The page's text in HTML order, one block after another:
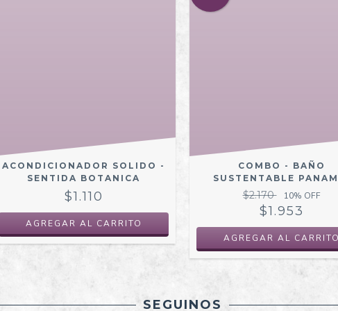
ACONDICIONADOR SOLIDO -
SENTIDA BOTANICA
$1.110
COMBO - BAÑO
SUSTENTABLE
$2.170 10% OFF
$1.953
SEGUINOS